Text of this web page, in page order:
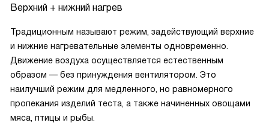
Верхний + нижний нагрев
Традиционным называют режим, задействующий верхние
и нижние нагревательные элементы одновременно.
Движение воздуха осуществляется естественным
образом — без принуждения вентилятором. Это
наилучший режим для медленного, но равномерного
пропекания изделий теста, а также начиненных овощами
мяса, птицы и рыбы.